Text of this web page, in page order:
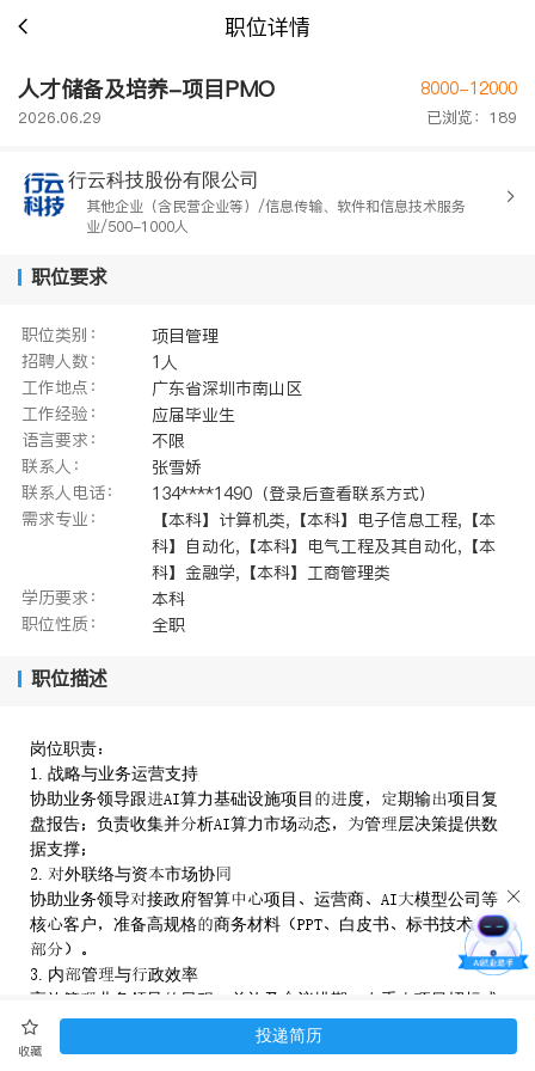
职位详情
人才储备及培养-项目PMO 8000-12000
2026.06.29 已浏览：189
行云科技股份有限公司
其他企业（含民营企业等）/信息传输、软件和信息技术服务
业/500-1000人
职位要求
职位类别：
项目管理
招聘人数：
1人
工作地点：
广东省深圳市南山区
工作经验：
应届毕业生
语言要求：
不限
联系人：
张雪娇
联系人电话：
134****1490（登录后查看联系方式）
需求专业：
【本科】计算机类,【本科】电子信息工程,【本
科】自动化,【本科】电气工程及其自动化,【本
科】金融学,【本科】工商管理类
学历要求：
本科
职位性质：
全职
职位描述
岗位职责
. 战略与业务运营支持
协助业务领导跟算力基础设施项目度期输项目复
盘报告负责收集并析算力市场态管层决策提供数
据支撑
. 外联络与资市场协
协助业务领导接政府智算项目运营商模型公司等
核客户准备高规格商务材料白皮书标书技术

. 内管与政效率
高效管业务领导日程差旅及议排期重项目招标或
财报季应高强度工节奏
. 专项任务
收藏
投递简历